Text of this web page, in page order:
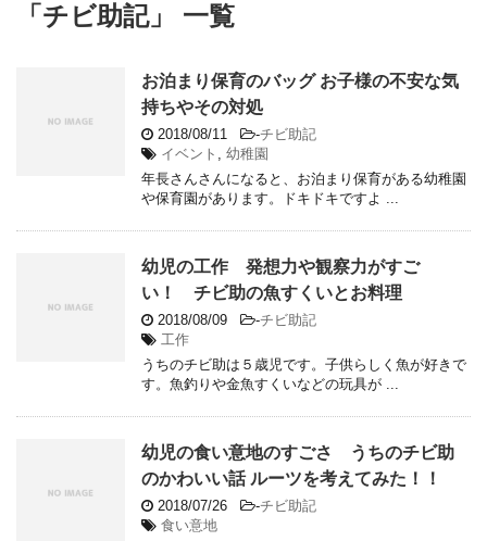
「チビ助記」 一覧
お泊まり保育のバッグ お子様の不安な気
持ちやその対処
2018/08/11 -チビ助記
イベント , 幼稚園
年長さんさんになると、お泊まり保育がある幼稚園
や保育園があります。ドキドキですよ ...
幼児の工作 発想力や観察力がすご
い！ チビ助の魚すくいとお料理
2018/08/09 -チビ助記
工作
うちのチビ助は５歳児です。子供らしく魚が好きで
す。魚釣りや金魚すくいなどの玩具が ...
幼児の食い意地のすごさ うちのチビ助
のかわいい話 ルーツを考えてみた！！
2018/07/26 -チビ助記
食い意地